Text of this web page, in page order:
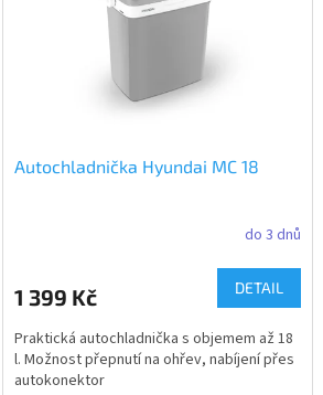
Autochladnička Hyundai MC 18
do 3 dnů
1 399 Kč DETAIL
Praktická autochladnička s objemem až 18
l. Možnost přepnutí na ohřev, nabíjení přes
autokonektor